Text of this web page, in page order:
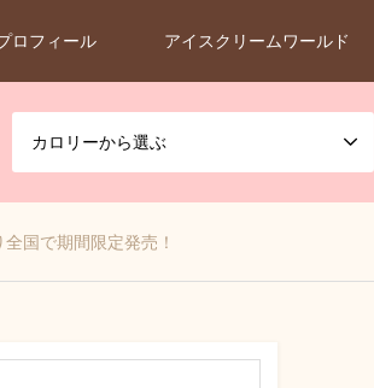
ロフィール アイスクリームワールド
カロリーから選ぶ
国で期間限定発売！